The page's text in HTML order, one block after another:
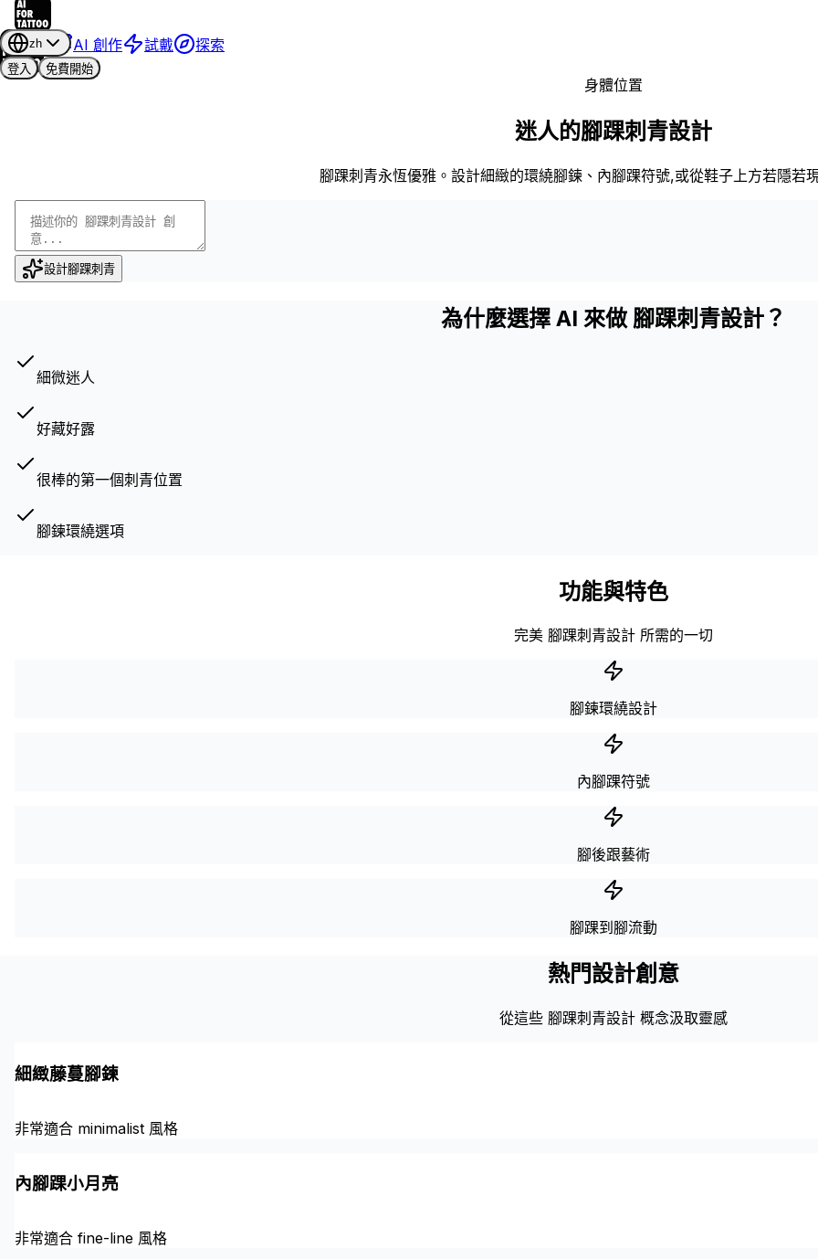
AI 創作 試戴 探索
zh
登入
免費開始
身體位置
迷人的腳踝刺青設計
腳踝刺青永恆優雅。設計細緻的環繞腳鍊、內腳踝符號,或從鞋子上方若隱若
設計腳踝刺青
為什麼選擇 AI 來做 腳踝刺青設計？
細微迷人
好藏好露
很棒的第一個刺青位置
腳鍊環繞選項
功能與特色
完美 腳踝刺青設計 所需的一切
腳鍊環繞設計
內腳踝符號
腳後跟藝術
腳踝到腳流動
熱門設計創意
從這些 腳踝刺青設計 概念汲取靈感
細緻藤蔓腳鍊
非常適合 minimalist 風格
內腳踝小月亮
非常適合 fine-line 風格